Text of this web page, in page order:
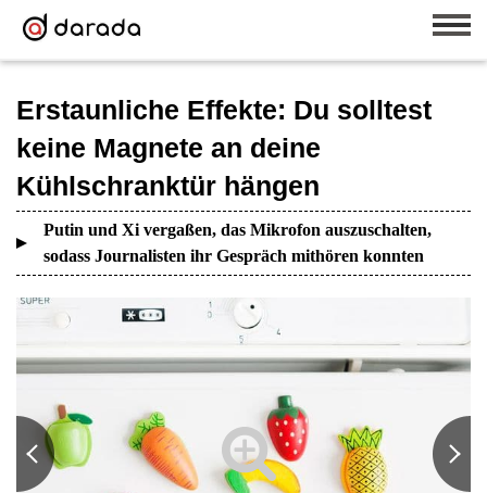
Erstaunliche Effekte: Du solltest
keine Magnete an deine
Kühlschranktür hängen
Putin und Xi vergaßen, das Mikrofon auszuschalten,
sodass Journalisten ihr Gespräch mithören konnten